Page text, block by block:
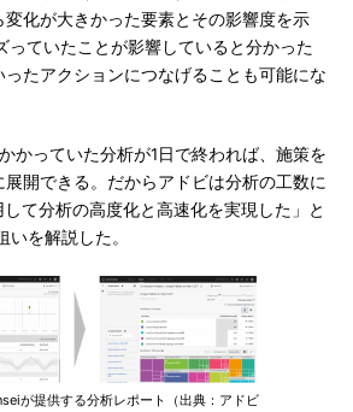
化が大きかった要素とその影響度を示
ていたことが影響していると分かった
ったアクションにつなげることも可能にな
かっていた分析が1日で終われば、施策を
開できる。だからアドビは分析の工数に
て分析の高度化と高速化を実現した」と
を解説した。
が提供する分析レポート（出典：アドビ